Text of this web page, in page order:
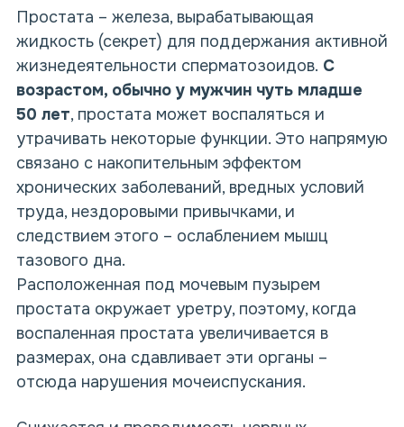
Простата – железа, вырабатывающая
жидкость (секрет) для поддержания активной
жизнедеятельности сперматозоидов. С
возрастом, обычно у мужчин чуть младше
50 лет, простата может воспаляться и
утрачивать некоторые функции. Это напрямую
связано с накопительным эффектом
хронических заболеваний, вредных условий
труда, нездоровыми привычками, и
следствием этого – ослаблением мышц
тазового дна.
Расположенная под мочевым пузырем
простата окружает уретру, поэтому, когда
воспаленная простата увеличивается в
размерах, она сдавливает эти органы –
отсюда нарушения мочеиспускания.